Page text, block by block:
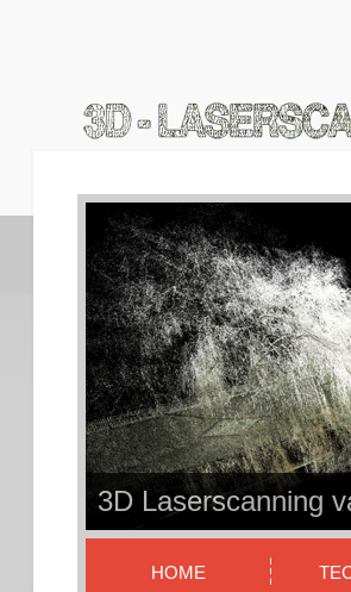
3D Laserscanning
HOME